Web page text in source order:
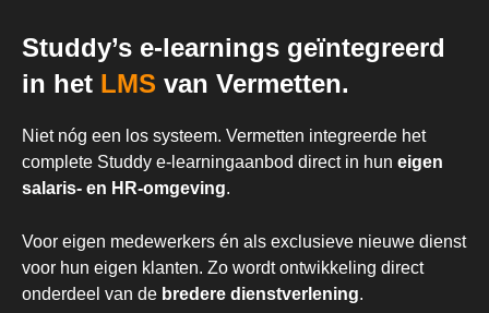
Studdy’s e-learnings geïntegreerd
in het LMS van Vermetten.
Niet nóg een los systeem. Vermetten integreerde het
complete Studdy e-learningaanbod direct in hun eigen
salaris- en HR-omgeving.
Voor eigen medewerkers én als exclusieve nieuwe dienst
voor hun eigen klanten. Zo wordt ontwikkeling direct
onderdeel van de bredere dienstverlening.